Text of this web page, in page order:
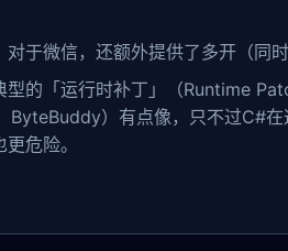
对于微信，还额外提供了多开（同
型的「运行时补丁」（Runtime
ByteBuddy）有点像，只不过C#
危险。